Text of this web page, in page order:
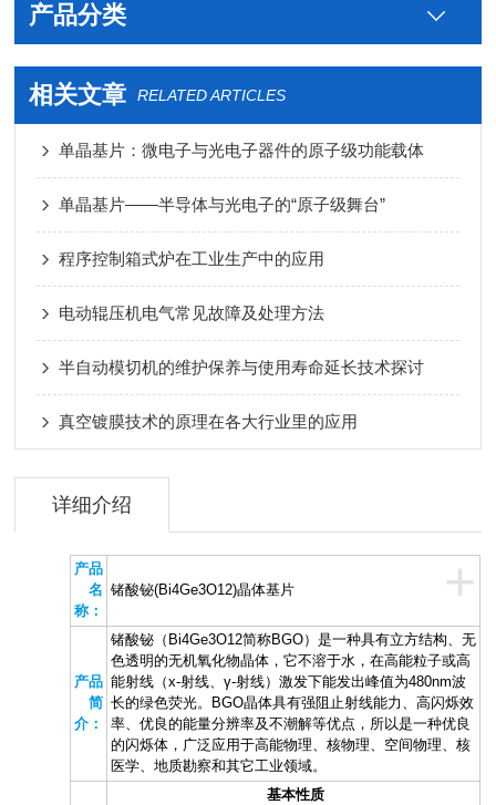
产品分类
相关文章 RELATED ARTICLES
单晶基片：微电子与光电子器件的原子级功能载体
单晶基片——半导体与光电子的“原子级舞台”
程序控制箱式炉在工业生产中的应用
电动辊压机电气常见故障及处理方法
半自动模切机的维护保养与使用寿命延长技术探讨
真空镀膜技术的原理在各大行业里的应用
详细介绍
+
产品
名
称：
锗酸铋(Bi4Ge3O12)晶体基片
产品
简
介：
锗酸铋（Bi4Ge3O12简称BGO）是一种具有立方结构、无
色透明的无机氧化物晶体，它不溶于水，在高能粒子或高
能射线（x-射线、γ-射线）激发下能发出峰值为480nm波
长的绿色荧光。BGO晶体具有强阻止射线能力、高闪烁效
率、优良的能量分辨率及不潮解等优点，所以是一种优良
的闪烁体，广泛应用于高能物理、核物理、空间物理、核
医学、地质勘察和其它工业领域。
基本性质